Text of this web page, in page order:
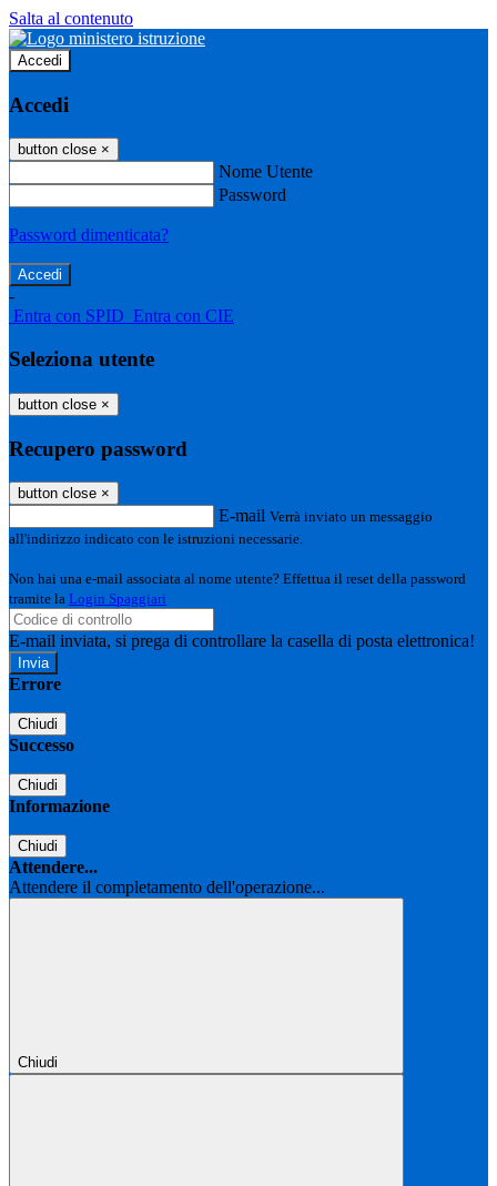
Salta al contenuto
Accedi
Accedi
button close ×
Nome Utente
Password
Password dimenticata?
-
Entra con SPID Entra con CIE
Seleziona utente
button close ×
Recupero password
button close ×
E-mail Verrà inviato un messaggio
all'indirizzo indicato con le istruzioni necessarie.
Non hai una e-mail associata al nome utente? Effettua il reset della password
tramite la Login Spaggiari
E-mail inviata, si prega di controllare la casella di posta elettronica!
Errore
Chiudi
Successo
Chiudi
Informazione
Chiudi
Attendere...
Attendere il completamento dell'operazione...
Chiudi